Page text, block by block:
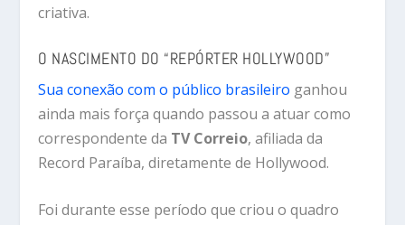
criativa.
O NASCIMENTO DO “REPÓRTER HOLLYWOOD”
Sua conexão com o público brasileiro ganhou
ainda mais força quando passou a atuar como
correspondente da TV Correio, afiliada da
Record Paraíba, diretamente de Hollywood.
Foi durante esse período que criou o quadro